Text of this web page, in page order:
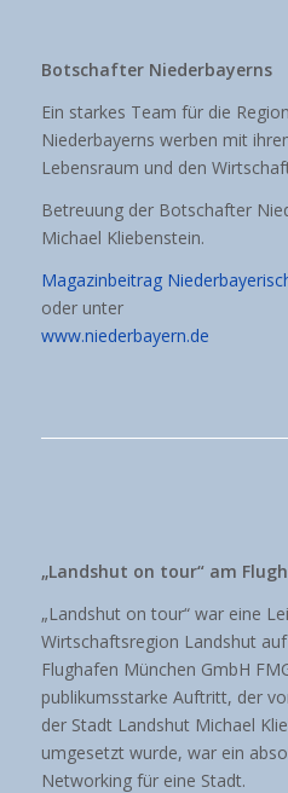
Botschafter Niederbayerns
Ein starkes Team für die
Niederbayerns werben mit
Lebensraum und den
Betreuung der Botschafter
Michael Kliebenstein.
Magazinbeitrag
oder unter
www.niederbayern.de
„Landshut on tour“ am
„Landshut on tour“ war eine
Wirtschaftsregion Landshut
Flughafen München GmbH
publikumsstarke Auftritt, der
der Stadt Landshut Michael
umgesetzt wurde, war ein
Networking für eine Stadt.